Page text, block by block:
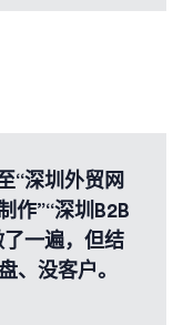
“深圳外贸网
作”“深圳B2B
了一遍，但结
没客户。